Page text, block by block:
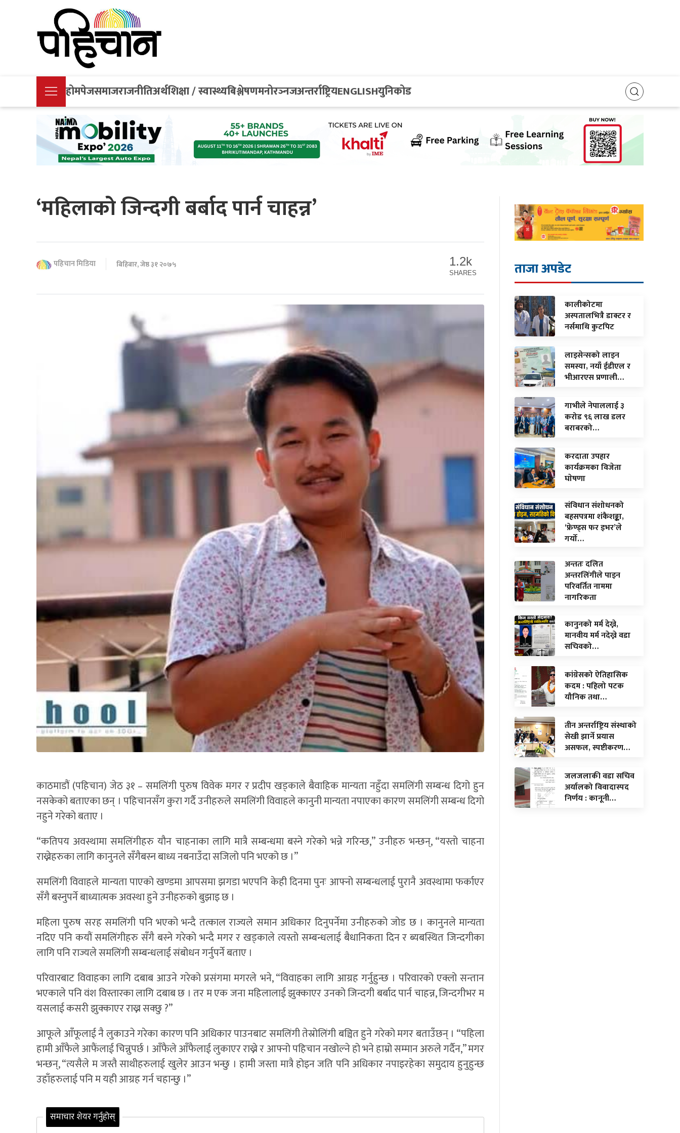
होमपेजसमाजराजनीतिअर्थशिक्षा / स्वास्थ्यबिश्लेषणमनोरञ्नजअन्तर्राष्ट्रियENGLISHयुनिकोड
‘महिलाको जिन्दगी बर्बाद पार्न चाहन्न’
पहिचान मिडिया बिहिबार, जेष्ठ ३१ २०७५ 1.2k
SHARES
काठमाडौं (पहिचान) जेठ ३१ – समलिंगी पुरुष विवेक मगर र प्रदीप खड्काले बैवाहिक मान्यता नहुँदा समलिंगी सम्बन्ध दिगो हुन
नसकेको बताएका छन् । पहिचानसँग कुरा गर्दै उनीहरुले समलिंगी विवाहले कानुनी मान्यता नपाएका कारण समलिंगी सम्बन्ध दिगो
नहुने गरेको बताए ।
“कतिपय अवस्थामा समलिंगीहरु यौन चाहनाका लागि मात्रै सम्बन्धमा बस्ने गरेको भन्ने गरिन्छ,” उनीहरु भन्छन्, “यस्तो चाहना
राख्नेहरुका लागि कानुनले सँगैबस्न बाध्य नबनाउँदा सजिलो पनि भएको छ ।”
समलिंगी विवाहले मान्यता पाएको खण्डमा आपसमा झगडा भएपनि केही दिनमा पुनः आफ्नो सम्बन्धलाई पुरानै अवस्थामा फर्काएर
सँगै बस्नुपर्ने बाध्यात्मक अवस्था हुने उनीहरुको बुझाइ छ ।
महिला पुरुष सरह समलिंगी पनि भएको भन्दै तत्काल राज्यले समान अधिकार दिनुपर्नेमा उनीहरुको जोड छ । कानुनले मान्यता
नदिए पनि कयौं समलिंगीहरु सँगै बस्ने गरेको भन्दै मगर र खड्काले त्यस्तो सम्बन्धलाई बैधानिकता दिन र ब्यबस्थित जिन्दगीका
लागि पनि राज्यले समलिंगी सम्बन्धलाई संबोधन गर्नुपर्ने बताए ।
परिवारबाट विवाहका लागि दबाब आउने गरेको प्रसंगमा मगरले भने, “विवाहका लागि आग्रह गर्नुहुन्छ । परिवारको एक्लो सन्तान
भएकाले पनि वंश विस्तारका लागि दबाब छ । तर म एक जना महिलालाई झुक्काएर उनको जिन्दगी बर्बाद पार्न चाहन्न, जिन्दगीभर म
यसलाई कसरी झुक्काएर राख्न सक्छु ?”
आफूले आँफूलाई नै लुकाउने गरेका कारण पनि अधिकार पाउनबाट समलिंगी तेस्रोलिंगी बञ्चित हुने गरेको मगर बताउँछन् । “पहिला
हामी आँफैले आफैंलाई चिन्नुपर्छ । आँफैले आँफैलाई लुकाएर राख्ने र आफ्नो पहिचान नखोल्ने हो भने हाम्रो सम्मान अरुले गर्दैन,” मगर
भन्छन्, “त्यसैले म जस्तै साथीहरुलाई खुलेर आउन भन्छु । हामी जस्ता मात्रै होइन जति पनि अधिकार नपाइरहेका समुदाय हुनुहुन्छ
उहाँहरुलाई पनि म यही आग्रह गर्न चहान्छु ।”
समाचार शेयर गर्नुहोस्
ताजा अपडेट
कालीकोटमा
अस्पतालभित्रै डाक्टर र
नर्समाथि कुटपिट
लाइसेन्सको लाइन
समस्या, नयाँ ईडीएल र
भीआरएस प्रणाली…
गाभीले नेपाललाई ३
करोड ९६ लाख डलर
बराबरको…
करदाता उपहार
कार्यक्रमका विजेता
घाेषणा
संविधान संशोधनको
बहसपत्रमा शंकैशङ्का,
‘फ्रेण्ड्स फर इभर’ले
गर्यो…
अन्ततः दलित
अन्तरलिंगीले पाइन
परिवर्तित नाममा
नागरिकता
कानुनको मर्म देख्ने,
मानवीय मर्म नदेख्ने वडा
सचिवको…
कांग्रेसको ऐतिहासिक
कदम : पहिलो पटक
यौनिक तथा…
तीन अन्तर्राष्ट्रिय संस्थाको
सेखी झार्ने प्रयास
असफल, स्पष्टीकरण…
जलजलाकी वडा सचिव
अर्यालको विवादास्पद
निर्णय : कानूनी…